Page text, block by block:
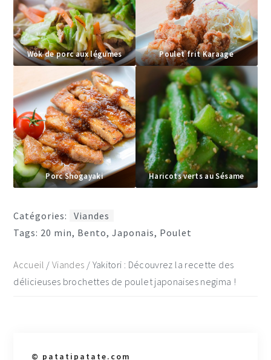
Wok de porc aux légumes Poulet frit Karaage
Porc Shogayaki Haricots verts au Sésame
Catégories:
Viandes
Tags: 20 min, Bento,Japonais, Poulet
Accueil /Viandes / Yakitori : Découvrez la recette des
délicieuses brochettes de poulet japonaises negima !
© patatipatate.com